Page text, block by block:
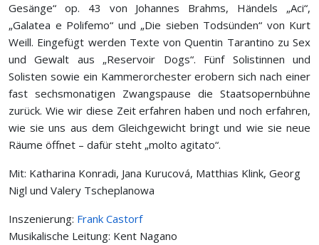
Gesänge“ op. 43 von Johannes Brahms, Händels „Aci“,
„Galatea e Polifemo“ und „Die sieben Todsünden“ von Kurt
Weill. Eingefügt werden Texte von Quentin Tarantino zu Sex
und Gewalt aus „Reservoir Dogs“. Fünf Solistinnen und
Solisten sowie ein Kammerorchester erobern sich nach einer
fast sechsmonatigen Zwangspause die Staatsopernbühne
zurück. Wie wir diese Zeit erfahren haben und noch erfahren,
wie sie uns aus dem Gleichgewicht bringt und wie sie neue
Räume öffnet – dafür steht „molto agitato“.
Mit: Katharina Konradi, Jana Kurucová, Matthias Klink, Georg
Nigl und Valery Tscheplanowa
Inszenierung: Frank Castorf
Musikalische Leitung: Kent Nagano